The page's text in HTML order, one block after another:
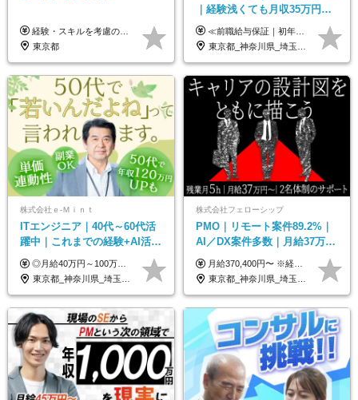
経験・スキルを考慮の上、決定します。 ▼参考情報 ----------------------- ＜想定年収850万円～1,500万円（基礎給与・賞与2回含む）＞ 月給42万円～ ※時間外勤務手当・諸手当等別途 ※試用期間3ヶ月 ※残業手当有り
東京都
｜経験浅くても月収35万円～
｜チーム参画中心｜フルリモ
ート可｜自社サービスあり
≪前職給与保証｜初年度想定年収420万円～≫ 月給35万円以上＋決算賞与＋交通費 ※スキル・経験を考慮の上、優遇します ※上記月給には固定残業代月20時間分(4万5000円以上)を含みます。超過した場合は、その分追加支給します ※試用期間3～6ヵ月は固定残業代なし(雇用形態やその他待遇・福利厚生は同じです) ＝＝＝＝＝＝＝＝＝＝＝ ▼実力と成長にこだわった評価制度▼ 年2回の評価で昇給・昇格が決まります。 評価は、就業先のお客様からの評価をベースに、目標達成状況やプロジェクトでの役割・貢献度などを総合的に判断して決定します。 日々の働きぶりを実際に見ているお客様の声を反映することで、より公平で納得感のある評価を実現しています。 また、評価後は面談を通じてフィードバックを行い、今後の成長やキャリアについて一緒に考えていきます。 ▼成長につながる目標設定▼ 半期ごとに、具体的な行動ベースの目標を設定し、その達成度や取り組みのプロセスを評価に反映します。 目標は、お客様からのフィードバックや現場での課題をもとに設定するため、「今何を伸ばすべきか」が明確になります。 また、上司との面談を通じて振り返りと次の目標設定を行い、継続的なスキルアップと市場価値の向上を支援しています。
東京都_神奈川県_埼玉県_千葉県_大阪府_愛知県_北海道_青森県_岩手県_宮城県_秋田県_山形県_福島県_茨城県_栃木県_群馬県_新潟県_山梨県_長野県_富山県_石川県_福井県_静岡県_岐阜県_三重県_兵庫県_京都府_滋賀県_奈良県_和歌山県_広島県_岡山県_鳥取県_島根県_山口県_徳島県_香川県_愛媛県_高知県_福岡県_熊本県_佐賀県_長崎県_大分県_宮崎県_鹿児島県_沖縄県
株式会社ｅ‐Ｍｉｎｔ
ITエンジニア｜40代～60代活
躍中｜これまでの経験+AI活用
でスキルアップを支援｜残業
月10h｜副業OK
◎月給40万円～100万円＋インセンティブ＋各種手当 ・年収120万〜300万円UPの実績も！ ・平均年収UP率は1.1～1.3倍 ・案件単価100%公開 × 単価連動の給与制度 ・能力等を考慮の上、決定いたします ※試用期間6ヵ月あり（待遇の変更はありません） ※固定残業代（月20～30時間・3万円～8万円）を含みます 《具体的には...》 ・案件単価65万円⇒年収約500万円 ・案件単価80万円⇒年収約600万円 ・案件単価120万円⇒年収約900万円 ＼ AIで生産性5倍になり給与UP ／ ◇案件単価100%公開 × 単価連動の給与制度 ◇年収120万〜300万UPの実績あり 「単価が上がれば、その分しっかり報われる」 そんなシンプルで納得できる評価制度です。 ⚫️年収300万円アップの実績も 参画する案件の単価を全て公開。 給与は単価に連動しているため納得感持って働くことが可能です。 過去には転職しただけで300万円以上アップした方もいます。 現場でAIを活用して成果を出して単価アップにつながったケースが多数！ ・AIツール利用料金全額負担 ・資格取得補助 ・月給保証制度 ・各種手当
東京都_神奈川県_埼玉県_千葉県_大阪府_愛知県_北海道_青森県_岩手県_宮城県_秋田県_山形県_福島県_茨城県_栃木県_群馬県_新潟県_山梨県_長野県_富山県_石川県_福井県_静岡県_岐阜県_三重県_兵庫県_京都府_滋賀県_奈良県_和歌山県_広島県_岡山県_鳥取県_島根県_山口県_徳島県_香川県_愛媛県_高知県_福岡県_熊本県_佐賀県_長崎県_大分県_宮崎県_鹿児島県_沖縄県
株式会社フェローシップ
PMO｜リモート案件89.2%｜
AI／DX案件多数｜月給37万円
～｜300万円の年収UP事例有
｜PMO経験不問
月給370,400円〜 ※経験やスキルを考慮し、決定いたします ※上記金額には固定残業代（30時間分/70,400円～）を含みます。超過分は別途全額支給いたします ※試用期間6カ月あり（期間中の給与・待遇に差異はありません） ★想定年収4,444,800円～ ★50万円～300万円の年収UP事例があります！
東京都_神奈川県_埼玉県_千葉県